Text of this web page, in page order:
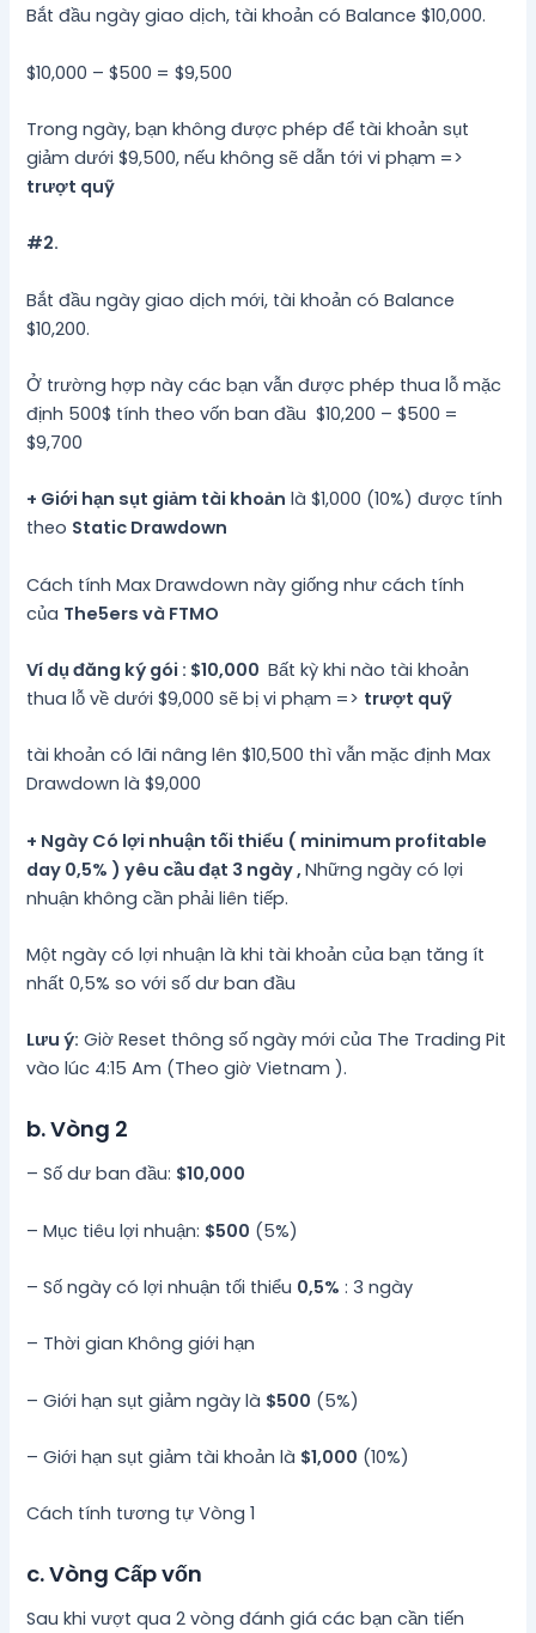
Bắt đầu ngày giao dịch, tài khoản có Balance $10,000.
$10,000 – $500 = $9,500
Trong ngày, bạn không được phép để tài khoản sụt
giảm dưới $9,500, nếu không sẽ dẫn tới vi phạm =>
trượt quỹ
#2.
Bắt đầu ngày giao dịch mới, tài khoản có Balance
$10,200.
Ở trường hợp này các bạn vẫn được phép thua lỗ mặc
định 500$ tính theo vốn ban đầu $10,200 – $500 =
$9,700
+ Giới hạn sụt giảm tài khoản là $1,000 (10%) được tính
theo Static Drawdown
Cách tính Max Drawdown này giống như cách tính
của The5ers và FTMO
Ví dụ đăng ký gói : $10,000 Bất kỳ khi nào tài khoản
thua lỗ về dưới $9,000 sẽ bị vi phạm => trượt quỹ
tài khoản có lãi nâng lên $10,500 thì vẫn mặc định Max
Drawdown là $9,000
+ Ngày Có lợi nhuận tối thiểu ( minimum profitable
day 0,5% ) yêu cầu đạt 3 ngày ,Những ngày có lợi
nhuận không cần phải liên tiếp.
Một ngày có lợi nhuận là khi tài khoản của bạn tăng ít
nhất 0,5% so với số dư ban đầu
Lưu ý: Giờ Reset thông số ngày mới của The Trading Pit
vào lúc 4:15 Am (Theo giờ Vietnam ).
b. Vòng 2
– Số dư ban đầu: $10,000
– Mục tiêu lợi nhuận: $500 (5%)
– Số ngày có lợi nhuận tối thiểu 0,5% : 3 ngày
– Thời gian Không giới hạn
– Giới hạn sụt giảm ngày là $500 (5%)
– Giới hạn sụt giảm tài khoản là $1,000 (10%)
Cách tính tương tự Vòng 1
c. Vòng Cấp vốn
Sau khi vượt qua 2 vòng đánh giá các bạn cần tiến